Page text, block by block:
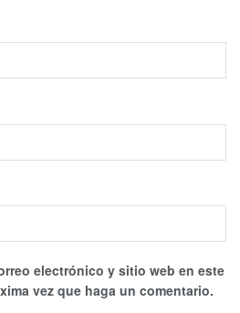
electrónico y sitio web en este
vez que haga un comentario.